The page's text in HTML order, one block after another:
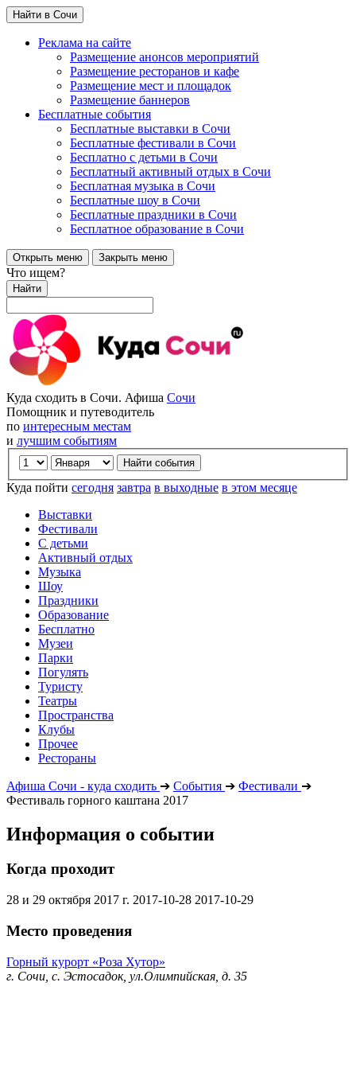
Найти в Сочи
Реклама на сайте
Размещение анонсов мероприятий
Размещение ресторанов и кафе
Размещение мест и площадок
Размещение баннеров
Бесплатные события
Бесплатные выставки в Сочи
Бесплатные фестивали в Сочи
Бесплатно с детьми в Сочи
Бесплатный активный отдых в Сочи
Бесплатная музыка в Сочи
Бесплатные шоу в Сочи
Бесплатные праздники в Сочи
Бесплатное образование в Сочи
Открыть меню Закрыть меню
Что ищем?
Найти
Куда сходить в Сочи. Афиша Сочи
Помощник и путеводитель
по интересным местам
и лучшим событиям
Куда пойти сегодня завтра в выходные в этом месяце
Выставки
Фестивали
С детьми
Активный отдых
Музыка
Шоу
Праздники
Образование
Бесплатно
Музеи
Парки
Погулять
Туристу
Театры
Пространства
Клубы
Прочее
Рестораны
Афиша Сочи - куда сходить ➔ События ➔ Фестивали ➔
Фестиваль горного каштана 2017
Информация о событии
Когда проходит
28 и 29 октября 2017 г. 2017-10-28 2017-10-29
Место проведения
Горный курорт «Роза Хутор»
г. Сочи, с. Эстосадок, ул.Олимпийская, д. 35